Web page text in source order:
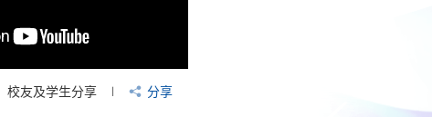
校友及学生分享 分享